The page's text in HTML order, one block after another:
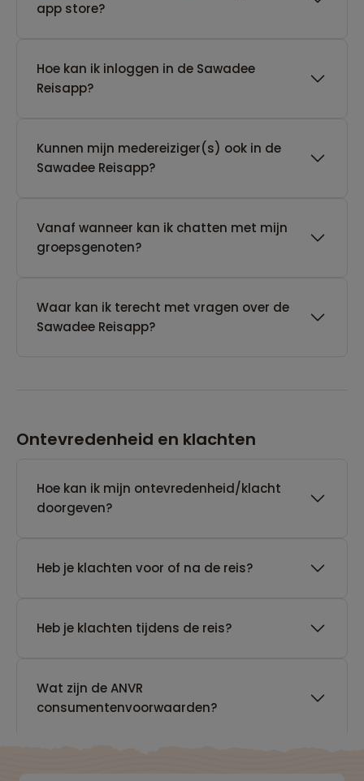
app store?
Hoe kan ik inloggen in de Sawadee
Reisapp?
Kunnen mijn medereiziger(s) ook in de
Sawadee Reisapp?
Vanaf wanneer kan ik chatten met mijn
groepsgenoten?
Waar kan ik terecht met vragen over de
Sawadee Reisapp?
Ontevredenheid en klachten
Hoe kan ik mijn ontevredenheid/klacht
doorgeven?
Heb je klachten voor of na de reis?
Heb je klachten tijdens de reis?
Wat zijn de ANVR
consumentenvoorwaarden?